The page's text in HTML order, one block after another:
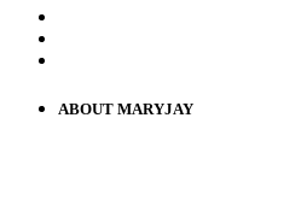
ABOUT MARYJAY